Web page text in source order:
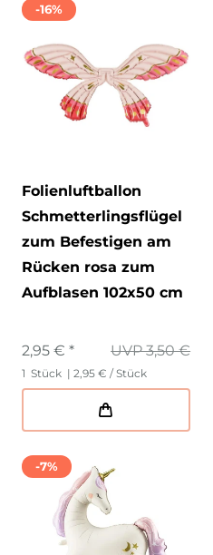
-16%
Folienluftballon
Schmetterlingsflügel
zum Befestigen am
Rücken rosa zum
Aufblasen 102x50 cm
UVP 3,50 €
2,95 € *
1 Stück | 2,95 € / Stück
-7%